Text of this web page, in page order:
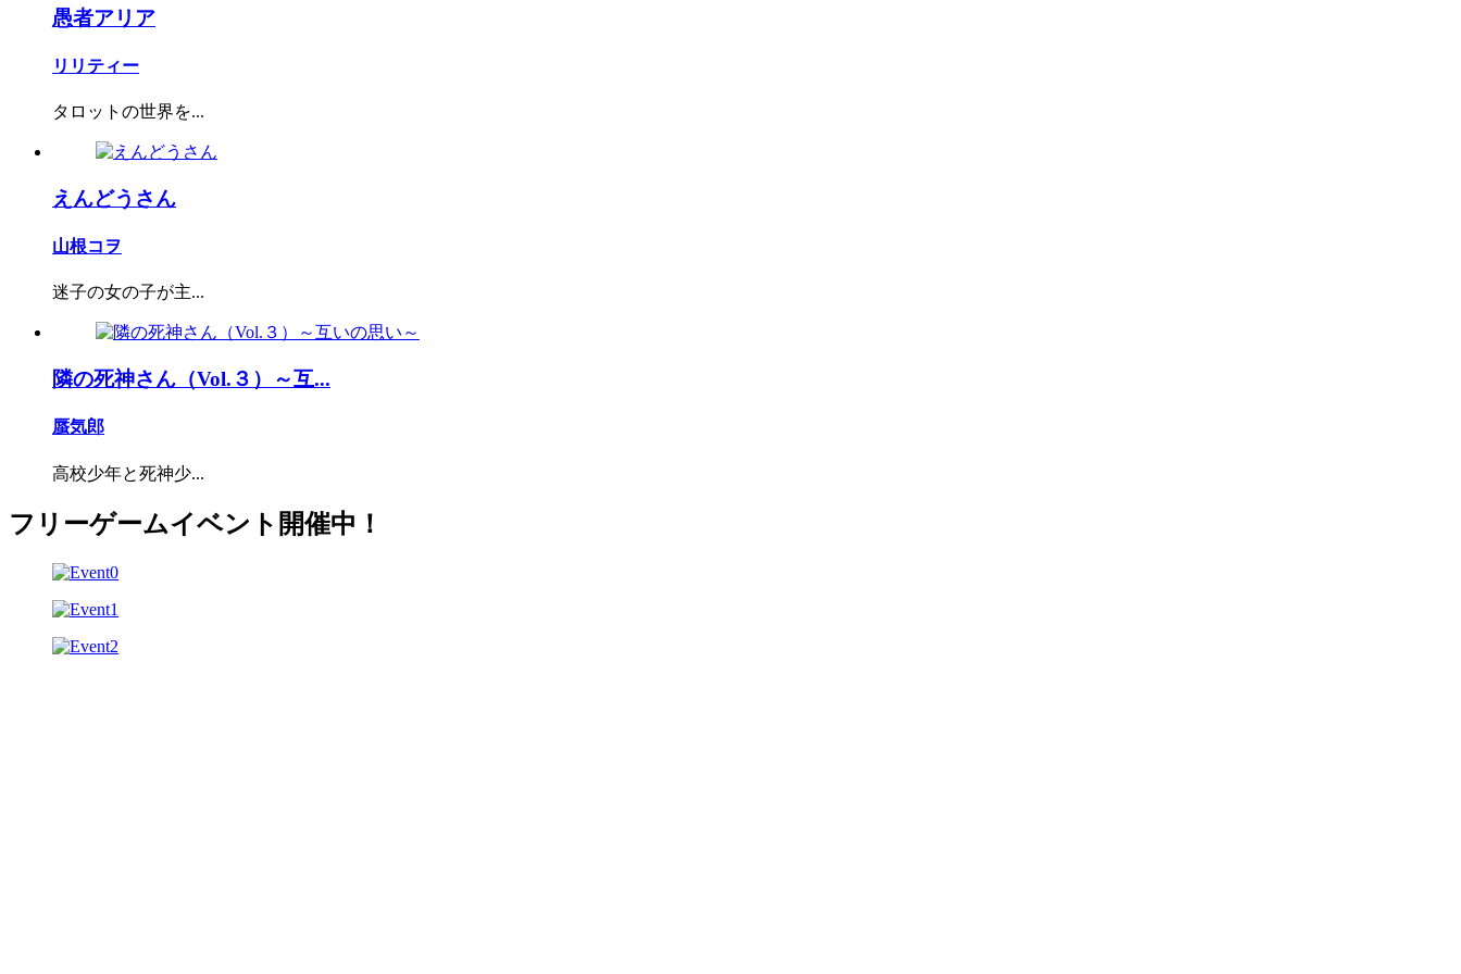
愚者アリア
リリティー
タロットの世界を...
えんどうさん
山根コヲ
迷子の女の子が主...
隣の死神さん（Vol.３）～互...
蜃気郎
高校少年と死神少...
フリーゲームイベント開催中！